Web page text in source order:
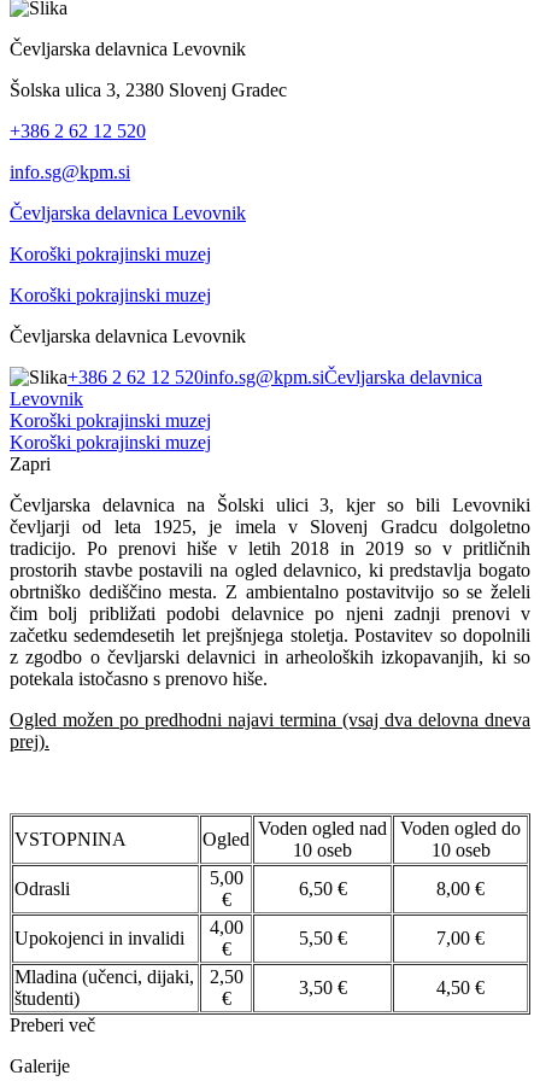
Čevljarska delavnica Levovnik
Šolska ulica 3, 2380 Slovenj Gradec
+386 2 62 12 520
info.sg@kpm.si
Čevljarska delavnica Levovnik
Koroški pokrajinski muzej
Koroški pokrajinski muzej
Čevljarska delavnica Levovnik
+386 2 62 12 520info.sg@kpm.siČevljarska delavnica
Levovnik
Koroški pokrajinski muzej
Koroški pokrajinski muzej
Zapri
Čevljarska delavnica na Šolski ulici 3, kjer so bili Levovniki
čevljarji od leta 1925, je imela v Slovenj Gradcu dolgoletno
tradicijo. Po prenovi hiše v letih 2018 in 2019 so v pritličnih
prostorih stavbe postavili na ogled delavnico, ki predstavlja bogato
obrtniško dediščino mesta. Z ambientalno postavitvijo so se želeli
čim bolj približati podobi delavnice po njeni zadnji prenovi v
začetku sedemdesetih let prejšnjega stoletja. Postavitev so dopolnili
z zgodbo o čevljarski delavnici in arheoloških izkopavanjih, ki so
potekala istočasno s prenovo hiše.
Ogled možen po predhodni najavi termina (vsaj dva delovna dneva
prej).
VSTOPNINA Ogled
Voden ogled nad
10 oseb
Voden ogled do
10 oseb
Odrasli
5,00
€
6,50 € 8,00 €
Upokojenci in invalidi
4,00
€
5,50 €
7,00 €
Mladina (učenci, dijaki,
študenti)
2,50
€
3,50 €
4,50 €
Preberi več
Galerije